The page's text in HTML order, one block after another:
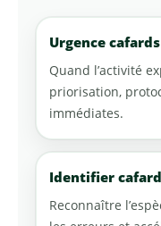
Urgence cafards
Quand l’activité
priorisation,
immédiates.
Identifier
Reconnaître